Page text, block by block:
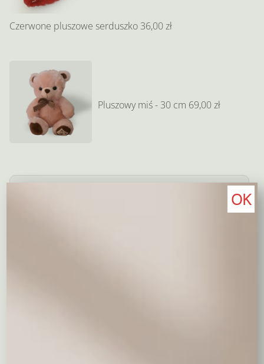
Czerwone pluszowe serduszko 36,00 zł
Pluszowy miś - 30 cm 69,00 zł
Wyczyść wybór
0,00zł
OK